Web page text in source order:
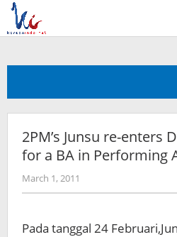
Skip
content
2PM’s Junsu re-enters
for a BA in Performing
March 1, 2011
Koreanindo
Pada tanggal 24